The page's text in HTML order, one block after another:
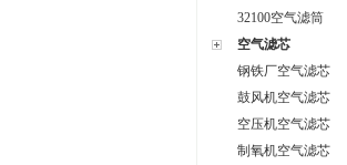
32100空气滤筒
空气滤芯
钢铁厂空气滤芯
鼓风机空气滤芯
空压机空气滤芯
制氧机空气滤芯